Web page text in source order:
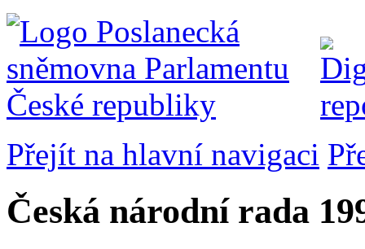
Přejít na hlavní navigaci
Česká národní rada